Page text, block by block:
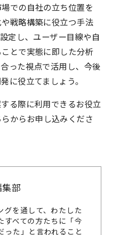
での自社の立ち位置を
戦略構築に役立つ手法
定し、ユーザー目線や自
とで実態に即した分析
った視点で活用し、今後
に役立てましょう。
る際に利用できるお役立
からお申し込みくださ
部
グを通して、わたした
すべての方たちに「今
った」と言われること